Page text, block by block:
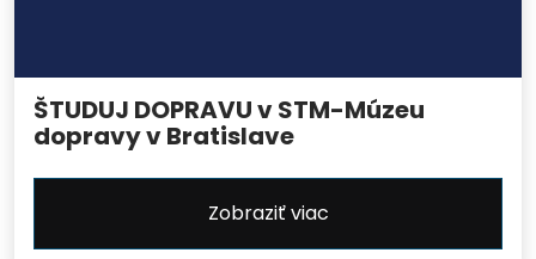
ŠTUDUJ DOPRAVU v STM-Múzeu
dopravy v Bratislave
Zobraziť viac